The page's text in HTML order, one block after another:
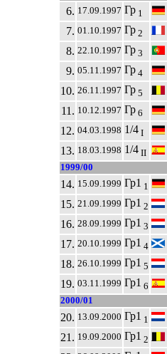
6. 17.09.1997 Гр 1
7. 01.10.1997 Гр 2
8. 22.10.1997 Гр 3
9. 05.11.1997 Гр 4
10. 26.11.1997 Гр 5
11. 10.12.1997 Гр 6
12. 04.03.1998 1/4 I
13. 18.03.1998 1/4 II
1999/00
14. 15.09.1999 Гр1 1
15. 21.09.1999 Гр1 2
16. 28.09.1999 Гр1 3
17. 20.10.1999 Гр1 4
18. 26.10.1999 Гр1 5
19. 03.11.1999 Гр1 6
2000/01
20. 13.09.2000 Гр1 1
21. 19.09.2000 Гр1 2